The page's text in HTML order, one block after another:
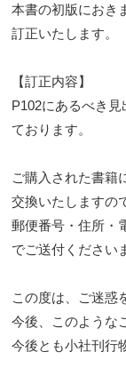
本書の初版におき
訂正いたします。
【訂正内容】
P102にあるべき
ております。
ご購入された書籍
交換いたしますの
郵便番号・住所・
でご送付ください
この度は、ご迷惑
今後、このような
今後とも小社刊行